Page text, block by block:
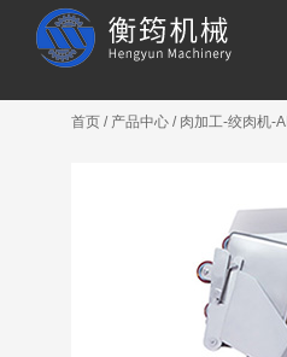
首页 / 产品中心 / 肉加工-绞肉机-